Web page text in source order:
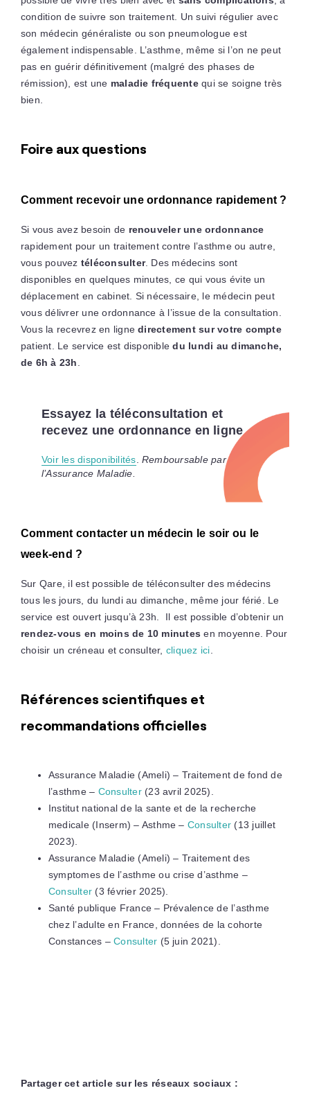
condition de suivre son traitement. Un suivi régulier avec
son médecin généraliste ou son pneumologue est
également indispensable. L’asthme, même si l’on ne peut
pas en guérir définitivement (malgré des phases de
rémission), est une maladie fréquentequi se soigne très
bien.
Foire aux questions
Comment recevoir une ordonnance rapidement ?
Si vous avez besoin de renouveler une ordonnance
rapidement pour un traitement contre l’asthme ou autre,
vous pouvez téléconsulter. Des médecins sont
disponibles en quelques minutes, ce qui vous évite un
déplacement en cabinet. Si nécessaire, le médecin peut
vous délivrer une ordonnance à l’issue de la consultation.
Vous la recevrez en lignedirectement sur votre compte
patient. Le service est disponibledu lundi au dimanche,
de 6h à 23h
Essayez la téléconsultation et
recevez une ordonnance en ligne
Voir les disponibilités .Remboursable par
l’Assurance Maladie.
Comment contacter un médecin le soir ou le
week-end ?
Sur Qare, il est possible de téléconsulter des médecins
tous les jours, du lundi au dimanche, même jour férié. Le
service est ouvert jusqu’à 23h. Il est possible d’obtenir un
rendez-vous en moins de 10 minutes en moyenne. Pour
choisir un créneau et consulter, cliquez ici
Références scientifiques et
recommandations officielles
Assurance Maladie (Ameli) – Traitement de fond de
l’asthme – Consulter(23 avril 2025).
Institut national de la sante et de la recherche
medicale (Inserm) – Asthme – Consulter (13 juillet
2023).
Assurance Maladie (Ameli) – Traitement des
symptomes de l’asthme ou crise d’asthme –
Consulter (3 février 2025).
Santé publique France – Prévalence de l’asthme
chez l’adulte en France, données de la cohorte
Constances –Consulter (5 juin 2021).
Partager cet article sur les réseaux sociaux :